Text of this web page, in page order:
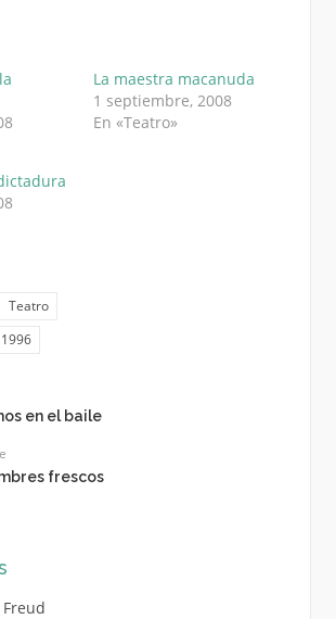
La maestra macanuda
1 septiembre, 2008
En «Teatro»
Teatro
1996
en el baile
frescos